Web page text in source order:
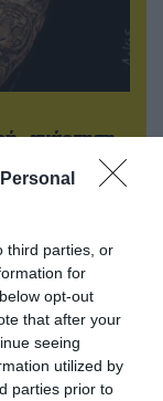
third parties, or
for
opt-out
that after your
seeing
utilized by
parties prior to
ανάρτηση